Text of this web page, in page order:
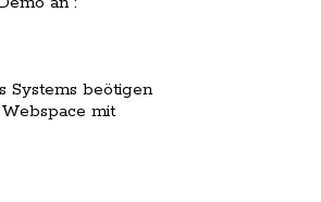
Systems beötigen
mit